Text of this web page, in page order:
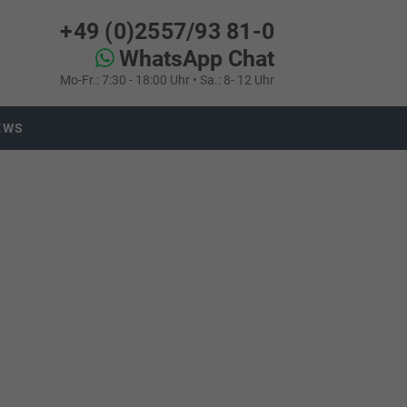
+49 (0)2557/93 81-0
WhatsApp Chat
Mo-Fr.: 7:30 - 18:00 Uhr • Sa.: 8- 12 Uhr